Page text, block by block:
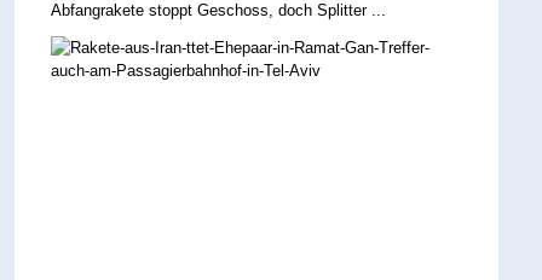
Abfangrakete stoppt Geschoss, doch Splitter ...